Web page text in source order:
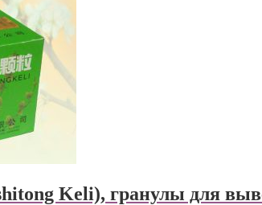
Keli), гранулы для